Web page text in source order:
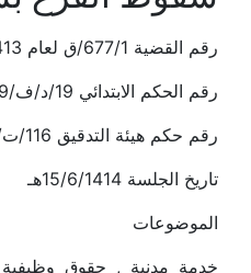
رقم القضية 677/1/ق لعام 1413هـ
رقم الحكم الابتدائي 19/د/ف/9 لعام 1413هـ
رقم حكم هيئة التدقيق 116/ت/2 لعام 1414هـ
تاريخ الجلسة 15/6/1414هـ
الموضوعات
خدمة مدنية , حقوق